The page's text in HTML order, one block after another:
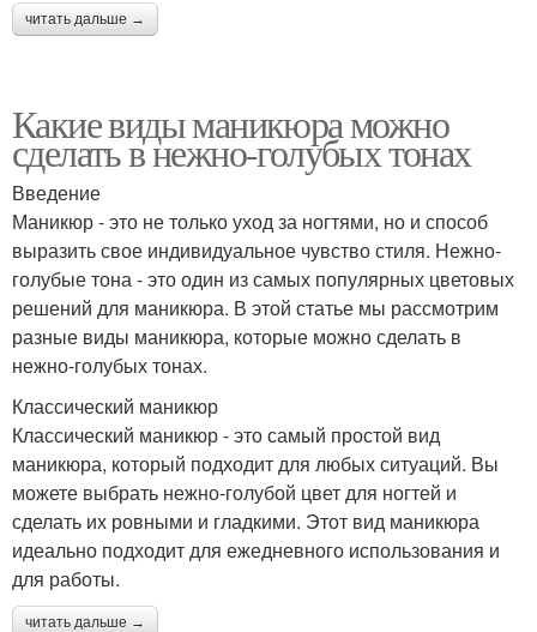
читать дальше →
Какие виды маникюра можно
сделать в нежно-голубых тонах
Введение
Маникюр - это не только уход за ногтями, но и способ
выразить свое индивидуальное чувство стиля. Нежно-
голубые тона - это один из самых популярных цветовых
решений для маникюра. В этой статье мы рассмотрим
разные виды маникюра, которые можно сделать в
нежно-голубых тонах.
Классический маникюр
Классический маникюр - это самый простой вид
маникюра, который подходит для любых ситуаций. Вы
можете выбрать нежно-голубой цвет для ногтей и
сделать их ровными и гладкими. Этот вид маникюра
идеально подходит для ежедневного использования и
для работы.
читать дальше →